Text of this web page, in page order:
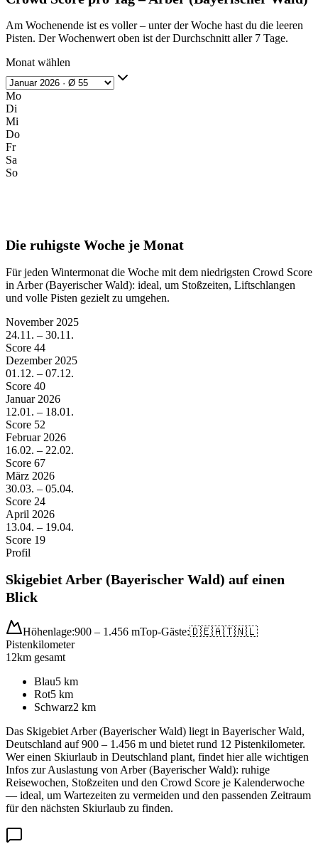
Am Wochenende ist es voller – unter der Woche hast du die leeren
Pisten. Der Wochenwert oben ist der Durchschnitt aller 7 Tage.
Monat wählen
Mo
Di
Mi
Do
Fr
Sa
So
Die ruhigste Woche je Monat
Für jeden Wintermonat die Woche mit dem niedrigsten Crowd Score
in Arber (Bayerischer Wald): ideal, um Stoßzeiten, Liftschlangen
und volle Pisten gezielt zu umgehen.
November 2025
24.11. – 30.11.
Score 44
Dezember 2025
01.12. – 07.12.
Score 40
Januar 2026
12.01. – 18.01.
Score 52
Februar 2026
16.02. – 22.02.
Score 67
März 2026
30.03. – 05.04.
Score 24
April 2026
13.04. – 19.04.
Score 19
Profil
Skigebiet Arber (Bayerischer Wald) auf einen
Blick
Höhenlage:900 – 1.456 mTop-Gäste:🇩🇪🇦🇹🇳🇱
Pistenkilometer
12km gesamt
Blau5 km
Rot5 km
Schwarz2 km
Das Skigebiet Arber (Bayerischer Wald) liegt in Bayerischer Wald,
Deutschland auf 900 – 1.456 m und bietet rund 12 Pistenkilometer.
Wer einen Skiurlaub in Deutschland plant, findet hier alle wichtigen
Infos zur Auslastung von Arber (Bayerischer Wald): ruhige
Reisewochen, Stoßzeiten und den Crowd Score je Kalenderwoche
— ideal, um Wartezeiten zu vermeiden und den passenden Zeitraum
für den nächsten Skiurlaub zu finden.